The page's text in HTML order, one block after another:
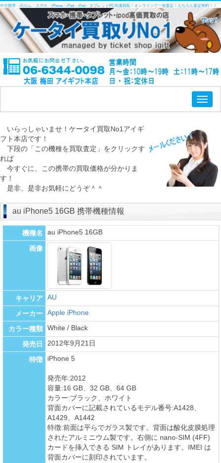
中古携帯・白ロム・スマホ・iPhone・iPad・iPod・タブレットPC高価買取！オンラインで一発査定！もちろん査定無料！！
いらっしゃいませ！ケータイ買取No1アイギ
フト本店です！
下段の「この機種を買取査定」をクリックす
れば
今すぐに、この携帯の買取価格が分かりま
す！
是非、是非お気軽にどうぞ＾＾
au iPhone5 16GB 携帯機種情報
機種名 au iPhone5 16GB
画像
キャリア AU
メーカー Apple iPhone
カラー種類 White / Black
発売日 2012年9月21日
特徴 iPhone 5
発売年:2012
容量:16 GB、32 GB、64 GB
カラー:ブラック、ホワイト
背面カバーに記載されているモデル番号:A1428、
A1429、A1442
特徴:前面は平らでガラス製です。背面は酸化皮膜処理
されたアルミニウム製です。右側に nano-SIM (4FF)
カードを挿入できる SIM トレイがあります。IMEI は
背面カバーに刻印されています。